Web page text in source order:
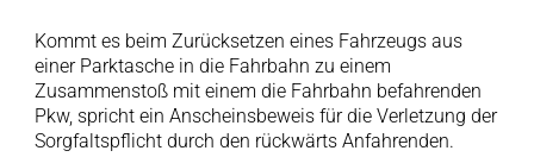
Kommt es beim Zurücksetzen eines Fahrzeugs aus
einer Parktasche in die Fahrbahn zu einem
Zusammenstoß mit einem die Fahrbahn befahrenden
Pkw, spricht ein Anscheinsbeweis für die Verletzung der
Sorgfaltspflicht durch den rückwärts Anfahrenden.